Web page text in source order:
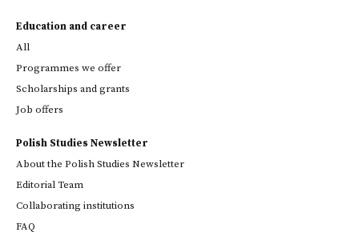
Education and career
All
Programmes we offer
Scholarships and grants
Job offers
Polish Studies Newsletter
About the Polish Studies Newsletter
Editorial Team
Collaborating institutions
FAQ